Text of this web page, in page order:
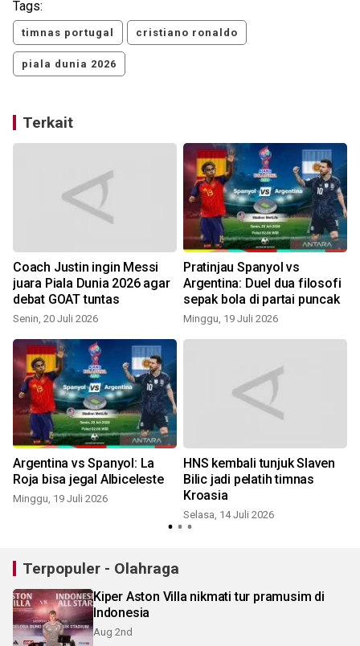
Tags:
timnas portugal cristiano ronaldo
piala dunia 2026
Terkait
Coach Justin ingin Messi
juara Piala Dunia 2026 agar
debat GOAT tuntas
Senin, 20 Juli 2026
Pratinjau Spanyol vs
Argentina: Duel dua filosofi
sepak bola di partai puncak
Minggu, 19 Juli 2026
Argentina vs Spanyol: La
Roja bisa jegal Albiceleste
Minggu, 19 Juli 2026
HNS kembali tunjuk Slaven
Bilic jadi pelatih timnas
Kroasia
Selasa, 14 Juli 2026
Terpopuler - Olahraga
Kiper Aston Villa nikmati tur pramusim di
Indonesia
Aug 2nd